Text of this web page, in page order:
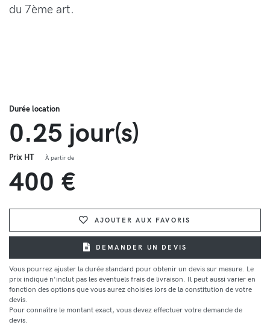
du 7ème art.
Durée location
0.25 jour(s)
Prix HT À partir de
400 €
AJOUTER AUX FAVORIS
DEMANDER UN DEVIS
Vous pourrez ajuster la durée standard pour obtenir un devis sur mesure. Le
prix indiqué n'inclut pas les éventuels frais de livraison. Il peut aussi varier en
fonction des options que vous aurez choisies lors de la constitution de votre
devis.
Pour connaître le montant exact, vous devez effectuer votre demande de
devis.